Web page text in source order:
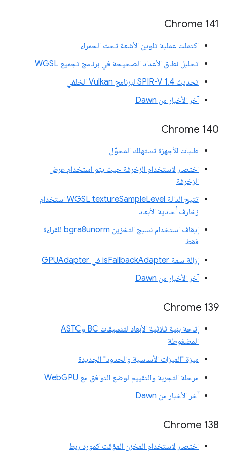
‫Chrome 141
اكتملت عملية تلوين الأشعة تحت الحمراء
تحليل نطاق الأعداد الصحيحة في برنامج تجميع WGSL
تحديث SPIR-V 1.4 لبرنامج Vulkan الخلفي
آخر الأخبار من Dawn
Chrome 140
طلبات الأجهزة تستهلك المحوّل
اختصار لاستخدام الزخرفة حيث يتم استخدام عرض
الزخرفة
تتيح الدالة WGSL textureSampleLevel استخدام
زخارف أحادية الأبعاد
إيقاف استخدام نسيج التخزين bgra8unorm للقراءة
فقط
إزالة سمة isFallbackAdapter في GPUAdapter
آخر الأخبار من Dawn
‫Chrome 139
إتاحة بنية ثلاثية الأبعاد لتنسيقات BC وASTC
المضغوطة
ميزة "الميزات الأساسية والحدود" الجديدة
مرحلة التجربة والتقييم لوضع التوافق مع WebGPU
آخر الأخبار من Dawn
‫Chrome 138
اختصار لاستخدام المخزن المؤقت كمورد ربط